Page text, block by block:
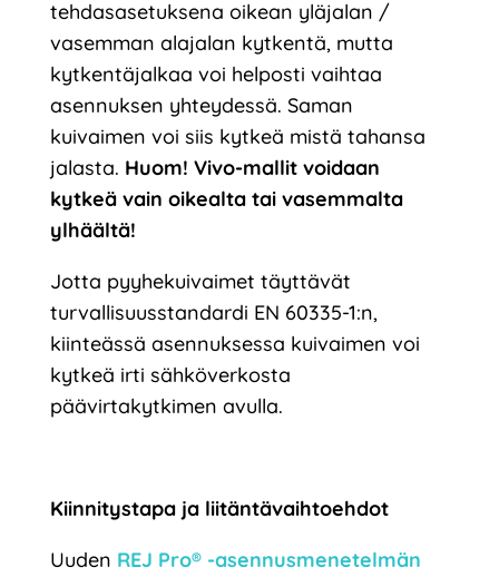
tehdasasetuksena oikean yläjalan /
vasemman alajalan kytkentä, mutta
kytkentäjalkaa voi helposti vaihtaa
asennuksen yhteydessä. Saman
kuivaimen voi siis kytkeä mistä tahansa
jalasta. Huom! Vivo-mallit voidaan
kytkeä vain oikealta tai vasemmalta
ylhäältä!
Jotta pyyhekuivaimet täyttävät
turvallisuusstandardi EN 60335-1:n,
kiinteässä asennuksessa kuivaimen voi
kytkeä irti sähköverkosta
päävirtakytkimen avulla.
Kiinnitystapa ja liitäntävaihtoehdot
Uuden REJ Pro® -asennusmenetelmän